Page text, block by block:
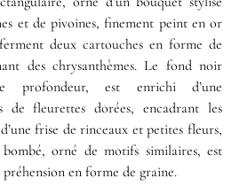
et de pivoines, finement peint en or
deux cartouches en forme de
des chrysanthèmes. Le fond noir
profondeur, est enrichi d’une
de fleurettes dorées, encadrant les
frise de rinceaux et petites fleurs,
orné de motifs similaires, est
en forme de graine.